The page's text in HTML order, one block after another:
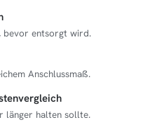
bevor entsorgt wird.
Anschlussmaß.
länger halten sollte.